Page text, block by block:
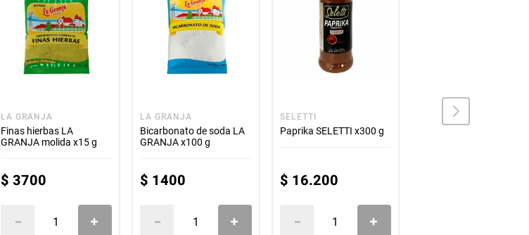
LA GRANJA
Finas hierbas LA
GRANJA molida x15 g
$ 3700
LA GRANJA
Bicarbonato de soda LA
GRANJA x100 g
$ 1400
SELETTI
Paprika SELETTI x300 g
$ 16.200
SELETTI